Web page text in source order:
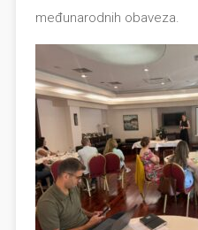
međunarodnih obaveza.